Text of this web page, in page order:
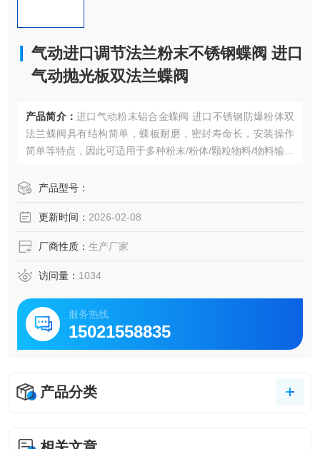
气动进口调节法兰粉末不锈钢蝶阀 进口
气动抛光板双法兰蝶阀
产品简介： 进口气动粉末铝合金蝶阀 进口不锈钢防爆粉体双
法兰蝶阀具有结构简单，蝶板耐磨，密封寿命长，安装操作
简单等特点，因此可适用于多种粉末/粉体/颗粒物料/物料输送
光板双法兰蝶阀
产品型号：
更新时间： 2026-02-08
厂商性质： 生产厂家
访问量： 1034
服务热线
15021558835
产品分类